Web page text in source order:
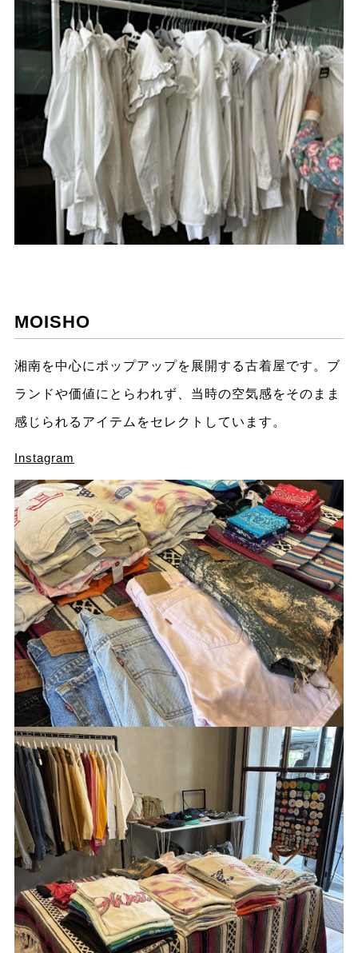
MOISHO
湘南を中心にポップアップを展開する古着屋です。ブ
ランドや価値にとらわれず、当時の空気感をそのまま
感じられるアイテムをセレクトしています。
Instagram